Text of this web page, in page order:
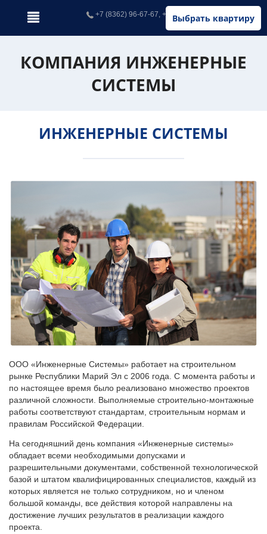
Выбрать квартиру
+7 (8362) 96-67-67, +7 (902) 326-67-67
КОМПАНИЯ ИНЖЕНЕРНЫЕ
СИСТЕМЫ
ИНЖЕНЕРНЫЕ СИСТЕМЫ
ООО «Инженерные Системы» работает на строительном
рынке Республики Марий Эл с 2006 года. С момента работы и
по настоящее время было реализовано множество проектов
различной сложности. Выполняемые строительно-монтажные
работы соответствуют стандартам, строительным нормам и
правилам Российской Федерации.
На сегодняшний день компания «Инженерные системы»
обладает всеми необходимыми допусками и
разрешительными документами, собственной технологической
базой и штатом квалифицированных специалистов, каждый из
которых является не только сотрудником, но и членом
большой команды, все действия которой направлены на
достижение лучших результатов в реализации каждого
проекта.